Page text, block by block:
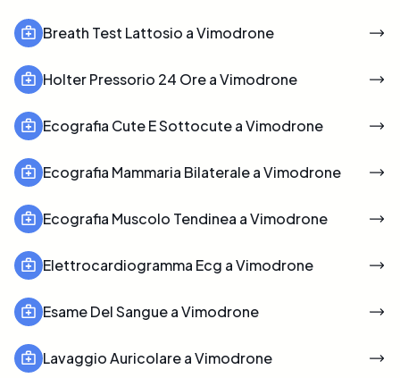
Breath Test Lattosio a Vimodrone
Holter Pressorio 24 Ore a Vimodrone
Ecografia Cute E Sottocute a Vimodrone
Ecografia Mammaria Bilaterale a Vimodrone
Ecografia Muscolo Tendinea a Vimodrone
Elettrocardiogramma Ecg a Vimodrone
Esame Del Sangue a Vimodrone
Lavaggio Auricolare a Vimodrone